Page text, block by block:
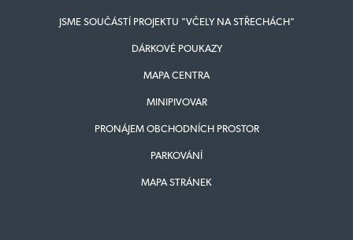
JSME SOUČÁSTÍ PROJEKTU "VČELY NA STŘECHÁCH"
DÁRKOVÉ POUKAZY
MAPA CENTRA
MINIPIVOVAR
PRONÁJEM OBCHODNÍCH PROSTOR
PARKOVÁNÍ
MAPA STRÁNEK